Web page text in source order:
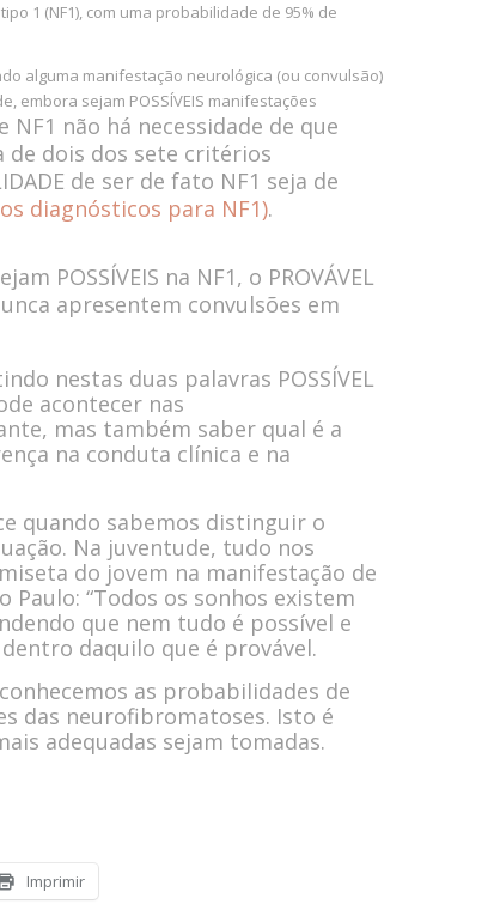
1 (NF1), com uma probabilidade de 95% de
alguma manifestação neurológica (ou convulsão)
embora sejam POSSÍVEIS manifestações
não há necessidade de que
de dois dos sete critérios
de ser de fato NF1 seja de
diagnósticos para NF1).
POSSÍVEIS na NF1, o PROVÁVEL
apresentem convulsões em
nestas duas palavras POSSÍVEL
acontecer nas
mas também saber qual é a
na conduta clínica e na
quando sabemos distinguir o
Na juventude, tudo nos
do jovem na manifestação de
“Todos os sonhos existem
que nem tudo é possível e
daquilo que é provável.
as probabilidades de
das neurofibromatoses. Isto é
adequadas sejam tomadas.
Imprimir